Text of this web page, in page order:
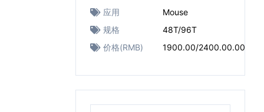
应用
Mouse
规格
48T/96T
价格(RMB)
1900.00/2400.00.00